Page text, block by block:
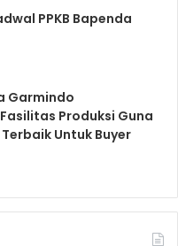
PPKB Bapenda
Garmindo
Produksi Guna
Untuk Buyer